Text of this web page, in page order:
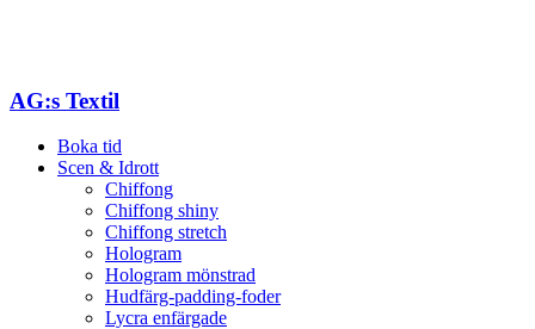
AG:s Textil
Boka tid
Scen & Idrott
Chiffong
Chiffong shiny
Chiffong stretch
Hologram
Hologram mönstrad
Hudfärg-padding-foder
Lycra enfärgade